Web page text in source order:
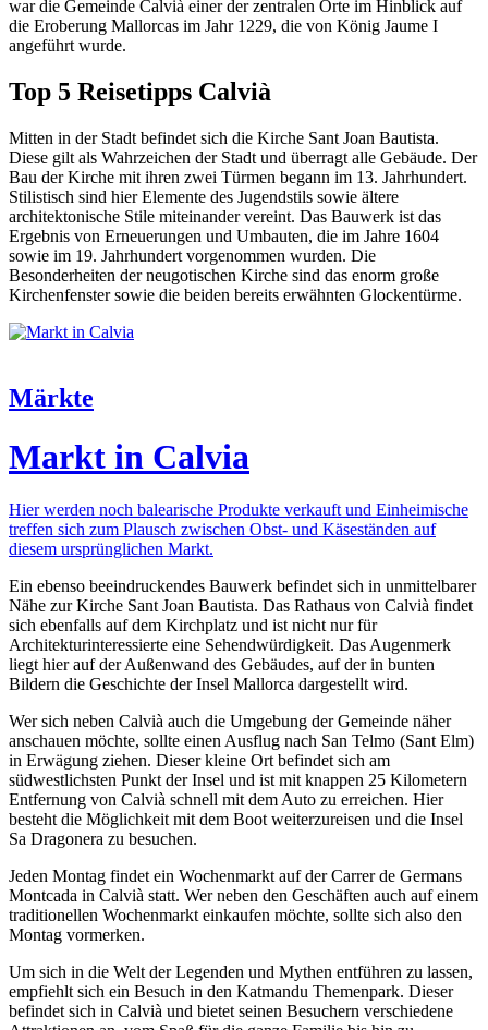
war die Gemeinde Calvià einer der zentralen Orte im Hinblick auf
die Eroberung Mallorcas im Jahr 1229, die von König Jaume I
angeführt wurde.
Top 5 Reisetipps Calvià
Mitten in der Stadt befindet sich die Kirche Sant Joan Bautista.
Diese gilt als Wahrzeichen der Stadt und überragt alle Gebäude. Der
Bau der Kirche mit ihren zwei Türmen begann im 13. Jahrhundert.
Stilistisch sind hier Elemente des Jugendstils sowie ältere
architektonische Stile miteinander vereint. Das Bauwerk ist das
Ergebnis von Erneuerungen und Umbauten, die im Jahre 1604
sowie im 19. Jahrhundert vorgenommen wurden. Die
Besonderheiten der neugotischen Kirche sind das enorm große
Kirchenfenster sowie die beiden bereits erwähnten Glockentürme.
Märkte
Markt in Calvia
Hier werden noch balearische Produkte verkauft und Einheimische
treffen sich zum Plausch zwischen Obst- und Käseständen auf
diesem ursprünglichen Markt.
Ein ebenso beeindruckendes Bauwerk befindet sich in unmittelbarer
Nähe zur Kirche Sant Joan Bautista. Das Rathaus von Calvià findet
sich ebenfalls auf dem Kirchplatz und ist nicht nur für
Architekturinteressierte eine Sehendwürdigkeit. Das Augenmerk
liegt hier auf der Außenwand des Gebäudes, auf der in bunten
Bildern die Geschichte der Insel Mallorca dargestellt wird.
Wer sich neben Calvià auch die Umgebung der Gemeinde näher
anschauen möchte, sollte einen Ausflug nach San Telmo (Sant Elm)
in Erwägung ziehen. Dieser kleine Ort befindet sich am
südwestlichsten Punkt der Insel und ist mit knappen 25 Kilometern
Entfernung von Calvià schnell mit dem Auto zu erreichen. Hier
besteht die Möglichkeit mit dem Boot weiterzureisen und die Insel
Sa Dragonera zu besuchen.
Jeden Montag findet ein Wochenmarkt auf der Carrer de Germans
Montcada in Calvià statt. Wer neben den Geschäften auch auf einem
traditionellen Wochenmarkt einkaufen möchte, sollte sich also den
Montag vormerken.
Um sich in die Welt der Legenden und Mythen entführen zu lassen,
empfiehlt sich ein Besuch in den Katmandu Themenpark. Dieser
befindet sich in Calvià und bietet seinen Besuchern verschiedene